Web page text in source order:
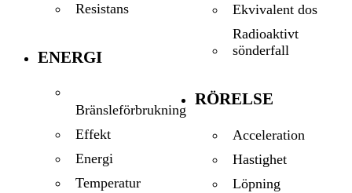
Resistans
ENERGI
Bränsleförbrukning
Effekt
Energi
Temperatur
Ekvivalent dos
Radioaktivt
sönderfall
RÖRELSE
Acceleration
Hastighet
Löpning